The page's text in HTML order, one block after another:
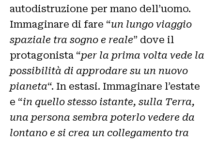
autodistruzione per mano dell’uomo.
Immaginare di fare “un lungo viaggio
spaziale tra sogno e reale” dove il
protagonista “per la prima volta vede la
possibilità di approdare su un nuovo
pianeta“. In estasi. Immaginare l’estate
e “in quello stesso istante, sulla Terra,
una persona sembra poterlo vedere da
lontano e si crea un collegamento tra